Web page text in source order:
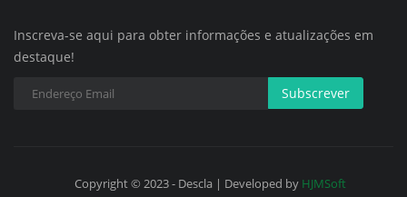
Inscreva-se aqui para obter informações e atualizações em
destaque!
Subscrever
Copyright © 2023 - Descla | Developed by HJMSoft